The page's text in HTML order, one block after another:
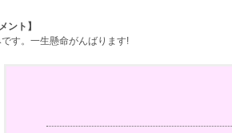
ント】
す。一生懸命がんばります!